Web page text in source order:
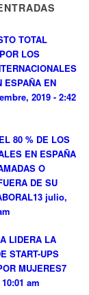
TOTAL
LOS
ESPAÑA EN
2019 - 2:42
80 % DE LOS
EN ESPAÑA
O
DE SU
13 julio,
LIDERA LA
START-UPS
MUJERES7
am